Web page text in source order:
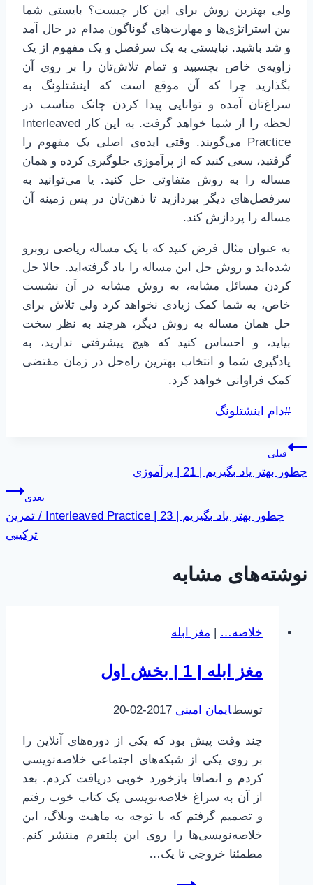
ولی بهترین روش برای این کار چیست؟ بایستی شما
بین استراتژی‌ها و مهارت‌های گوناگون مدام در حال آمد
و شد باشید. نبایستی به یک سرفصل و یک مفهوم از یک
زاویه‌ی خاص بچسبید و تمام تلاش‌تان را بر روی آن
بگذارید چرا که آن موقع است که اینشتلونگ به
سراغ‌تان آمده و توانایی پیدا کردن چانک مناسب در
لحظه را از شما خواهد گرفت. به این کار Interleaved
Practice می‌گویند. وقتی ایده‌ی اصلی یک مفهوم را
گرفتید، سعی کنید که از پرآموزی جلوگیری کرده و همان
مساله را به روش متفاوتی حل کنید. یا می‌توانید به
سرفصل‌های دیگر بپردازید تا ذهن‌تان در پس زمینه آن
مساله را پردازش کند.
به عنوان مثال فرض کنید که با یک مساله ریاضی روبرو
شده‌اید و روش حل این مساله را یاد گرفته‌اید. حالا حل
کردن مسائل مشابه، به روش مشابه در آن نشست
خاص، به شما کمک زیادی نخواهد کرد ولی تلاش برای
حل همان مساله به روش دیگر، هرچند به نظر سخت
بیاید، و احساس کنید که هیچ پیشرفتی ندارید، به
یادگیری شما و انتخاب بهترین راه‌حل در زمان مقتضی
کمک فراوانی خواهد کرد.
برچسب‌های
#دام اینشتلونگ
راهبری
نوشته
قبلی
چطور بهتر یاد بگیریم | 21 | پرآموزی
بعدی
چطور بهتر یاد بگیریم | 23 | Interleaved Practice / تمرین
ترکیبی
نوشته‌های مشابه
خلاصه… | مغز ابله
مغز ابله | 1 | بخش اول
توسطایمان امینی 2017-02-20
چند وقت پیش بود که یکی از دوره‌های آنلاین را
بر روی یکی از شبکه‌های اجتماعی خلاصه‌نویسی
کردم و انصافا بازخورد خوبی دریافت کردم. بعد
از آن به سراغ خلاصه‌نویسی یک کتاب خوب رفتم
و تصمیم گرفتم که با توجه به ماهیت وبلاگ، این
خلاصه‌نویسی‌ها را روی این پلتفرم منتشر کنم.
مطمئنا خروجی تا یک…